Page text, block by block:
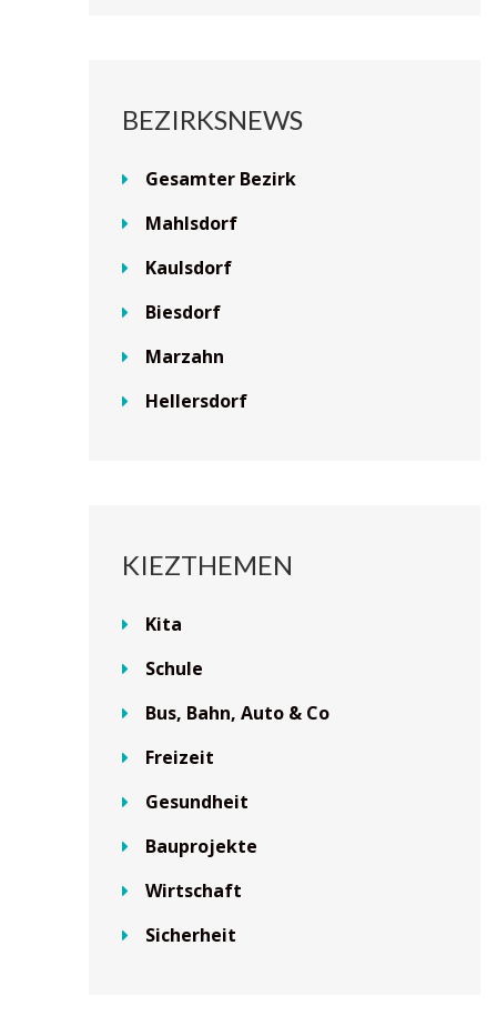
BEZIRKSNEWS
Gesamter Bezirk
Mahlsdorf
Kaulsdorf
Biesdorf
Marzahn
Hellersdorf
KIEZTHEMEN
Kita
Schule
Bus, Bahn, Auto & Co
Freizeit
Gesundheit
Bauprojekte
Wirtschaft
Sicherheit